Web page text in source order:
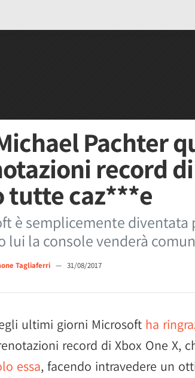
Pachter
record di
tutte caz***e
è semplicemente diventata
lui la console venderà
Tagliaferri — 31/08/2017
ultimi giorni Microsoft ha
record di Xbox One X,
essa, facendo intravedere un